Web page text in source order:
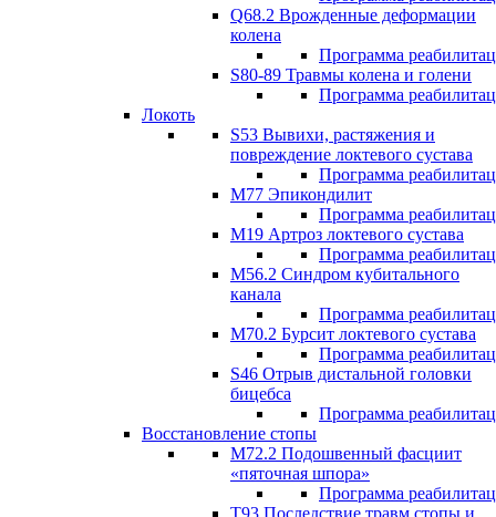
Q68.2 Врожденные деформации
колена
Программа
S80-89 Травмы колена и голени
Программа
Локоть
S53 Вывихи, растяжения и
повреждение локтевого сустава
Программа
М77 Эпикондилит
Программа
M19 Артроз локтевого сустава
Программа
М56.2 Синдром кубитального
канала
Программа
M70.2 Бурсит локтевого сустава
Программа
S46 Отрыв дистальной головки
бицебса
Программа
Восстановление стопы
М72.2 Подошвенный фасциит
«пяточная шпора»
Программа
Т93 Последствие травм стопы и